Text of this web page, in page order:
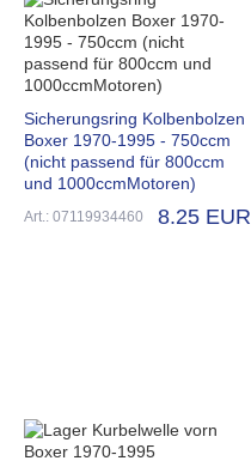
Sicherungsring Kolbenbolzen
Boxer 1970-1995 - 750ccm
(nicht passend für 800ccm
und 1000ccmMotoren)
Art.: 07119934460 8.25 EUR